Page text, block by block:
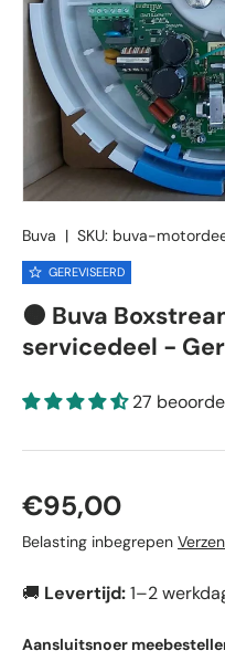
Buva | SKU: buva-
GEREVISEERD
🟠 Buva
servicedeel -
27
Reguliere prijs
€95,00
Belasting inbegrepen
🚚 Levertijd:1–2
Aansluitsnoer